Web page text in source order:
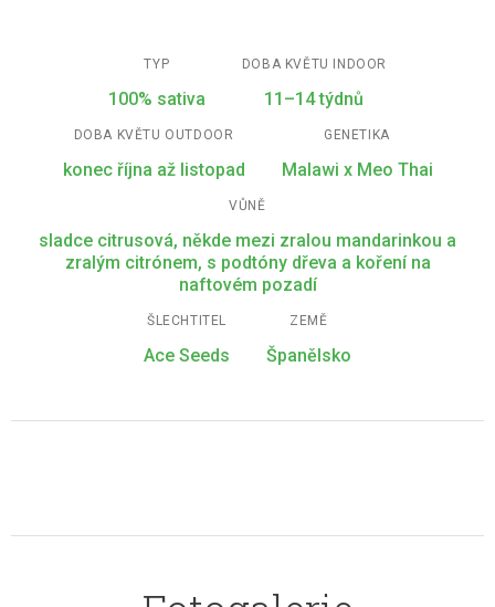
TYP
100% sativa
DOBA KVĚTU INDOOR
11–14 týdnů
DOBA KVĚTU OUTDOOR
konec října až listopad
GENETIKA
Malawi x Meo Thai
VŮNĚ
sladce citrusová, někde mezi zralou mandarinkou a
zralým citrónem, s podtóny dřeva a koření na
naftovém pozadí
ŠLECHTITEL
Ace Seeds
ZEMĚ
Španělsko